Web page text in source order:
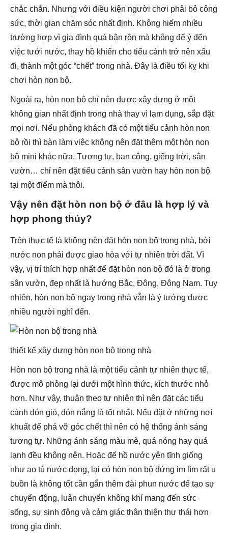
chắc chắn. Nhưng với điều kiện người chơi phải bỏ công
sức, thời gian chăm sóc nhất định. Không hiếm nhiều
trường hợp vì gia đình quá bận rộn mà không để ý đến
việc tưới nước, thay hồ khiến cho tiểu cảnh trở nên xấu
đi, thành một góc “chết” trong nhà. Đây là điều tối kỵ khi
chơi hòn non bộ.
Ngoài ra, hòn non bộ chỉ nên được xây dựng ở một
không gian nhất định trong nhà thay vì lạm dụng, sắp đặt
mọi nơi. Nếu phòng khách đã có một tiểu cảnh hòn non
bộ rồi thì bàn làm việc không nên đặt thêm một hòn non
bộ mini khác nữa. Tương tự, ban công, giếng trời, sân
vườn… chỉ nên đặt tiểu cảnh sân vườn hay hòn non bộ
tại một điểm mà thôi.
Vậy nên đặt hòn non bộ ở đâu là hợp lý và
hợp phong thủy?
Trên thực tế là không nên đặt hòn non bộ trong nhà, bởi
nước non phải được giao hòa với tự nhiên trời đất. Vì
vậy, vị trí thích hợp nhất để đặt hòn non bộ đó là ở trong
sân vườn, đẹp nhất là hướng Bắc, Đông, Đông Nam. Tuy
nhiên, hòn non bộ ngay trong nhà vẫn là ý tưởng được
nhiều người nghĩ đến.
thiết kế xây dựng hòn non bộ trong nhà
Hòn non bộ trong nhà là một tiểu cảnh tự nhiên thực tế,
được mô phỏng lại dưới một hình thức, kích thước nhỏ
hơn. Như vậy, thuận theo tự nhiên thì nên đặt các tiểu
cảnh đón gió, đón nắng là tốt nhất. Nếu đặt ở những nơi
khuất để phá vỡ góc chết thì nên có hệ thống ánh sáng
tương tự. Những ánh sáng màu mè, quá nóng hay quá
lạnh đều không nên. Hoặc để hồ nước yên tĩnh giống
như ao tù nước đọng, lại có hòn non bộ đứng im lìm rất u
buồn là không tốt cần gắn thêm đài phun nước để tạo sự
chuyển động, luân chuyển không khí mang đến sức
sống, sự sinh động và cảm giác thân thiện thư thái hơn
trong gia đình.